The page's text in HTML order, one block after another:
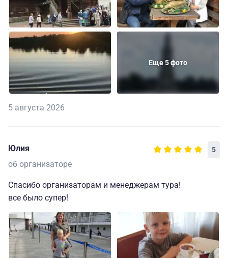
Еще 5 фото
5 августа 2026
Юлия 5
об организаторе
Спасибо организаторам и менеджерам тура!
все было супер!